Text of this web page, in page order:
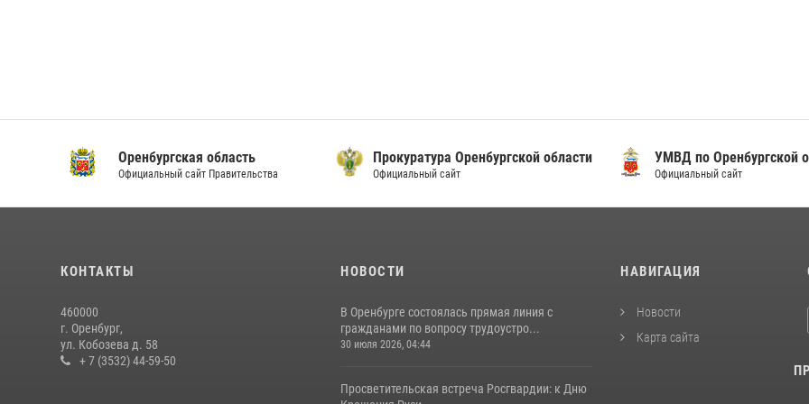
Оренбургская область
Официальный сайт Правительства
Прокуратура Оренбургской области
Официальный сайт
УМВД по Оренбургской
Официальный сайт
КОНТАКТЫ
460000
г. Оренбург,
ул. Кобозева д. 58
+ 7 (3532) 44-59-50
НОВОСТИ
В Оренбурге состоялась прямая линия с
гражданами по вопросу трудоустро...
30 июля 2026, 04:44
Просветительская встреча Росгвардии: к Дню
НАВИГАЦИЯ
Новости
Карта сайта